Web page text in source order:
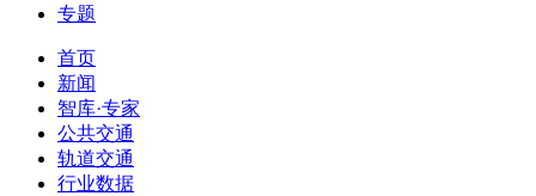
专题
首页
新闻
智库·专家
公共交通
轨道交通
行业数据